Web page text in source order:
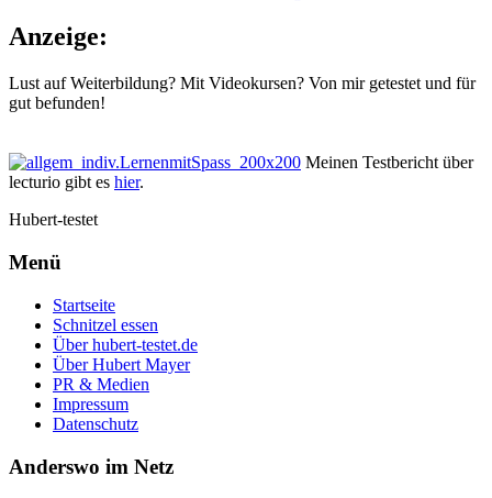
Anzeige:
Lust auf Weiterbildung? Mit Videokursen? Von mir getestet und für
gut befunden!
Meinen Testbericht über
lecturio gibt es hier.
Hubert-testet
Menü
Startseite
Schnitzel essen
Über hubert-testet.de
Über Hubert Mayer
PR & Medien
Impressum
Datenschutz
Anderswo im Netz